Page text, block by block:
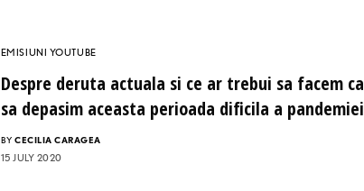
EMISIUNI YOUTUBE
Despre deruta actuala si ce ar trebui sa facem ca
sa depasim aceasta perioada dificila a pandemiei
BY CECILIA CARAGEA
15 JULY 2020